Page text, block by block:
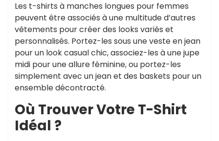
Les t-shirts à manches longues pour femmes
peuvent être associés à une multitude d’autres
vêtements pour créer des looks variés et
personnalisés. Portez-les sous une veste en jean
pour un look casual chic, associez-les à une jupe
midi pour une allure féminine, ou portez-les
simplement avec un jean et des baskets pour un
ensemble décontracté.
Où Trouver Votre T-Shirt
Idéal ?